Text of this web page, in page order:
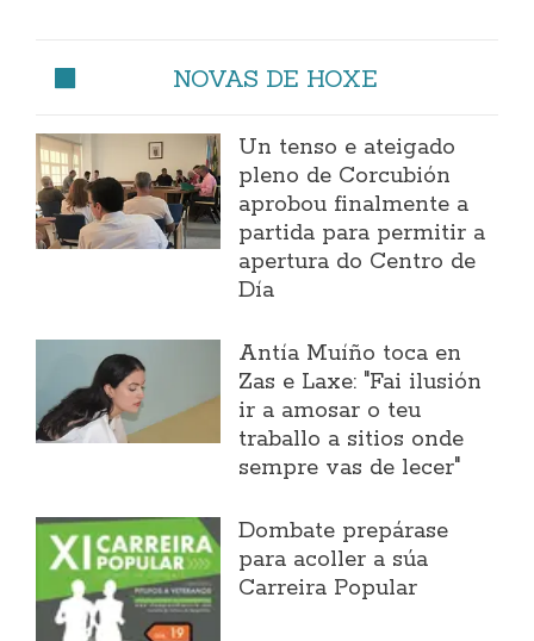
NOVAS DE HOXE
Un tenso e ateigado
pleno de Corcubión
aprobou finalmente a
partida para permitir a
apertura do Centro de
Día
Antía Muíño toca en
Zas e Laxe: "Fai ilusión
ir a amosar o teu
traballo a sitios onde
sempre vas de lecer"
Dombate prepárase
para acoller a súa
Carreira Popular